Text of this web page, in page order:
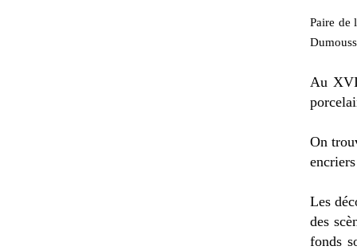
Paire de
Au
On
Les
des
fonds